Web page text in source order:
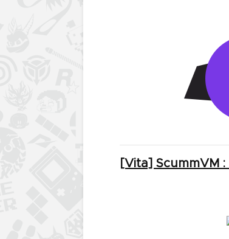
[Vita] ScummVM